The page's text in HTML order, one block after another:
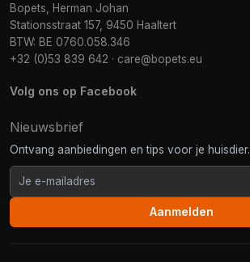
Bopets, Herman Johan
Stationsstraat 157, 9450 Haaltert
BTW: BE 0760.058.346
+32 (0)53 839 642 · care@bopets.eu
Volg ons op Facebook
Nieuwsbrief
Ontvang aanbiedingen en tips voor je huisdier.
Aanmelden